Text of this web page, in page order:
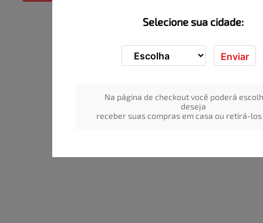
Selecione sua cidade:
Enviar
Na página de checkout você poderá
deseja
receber suas compras em casa ou retirá-